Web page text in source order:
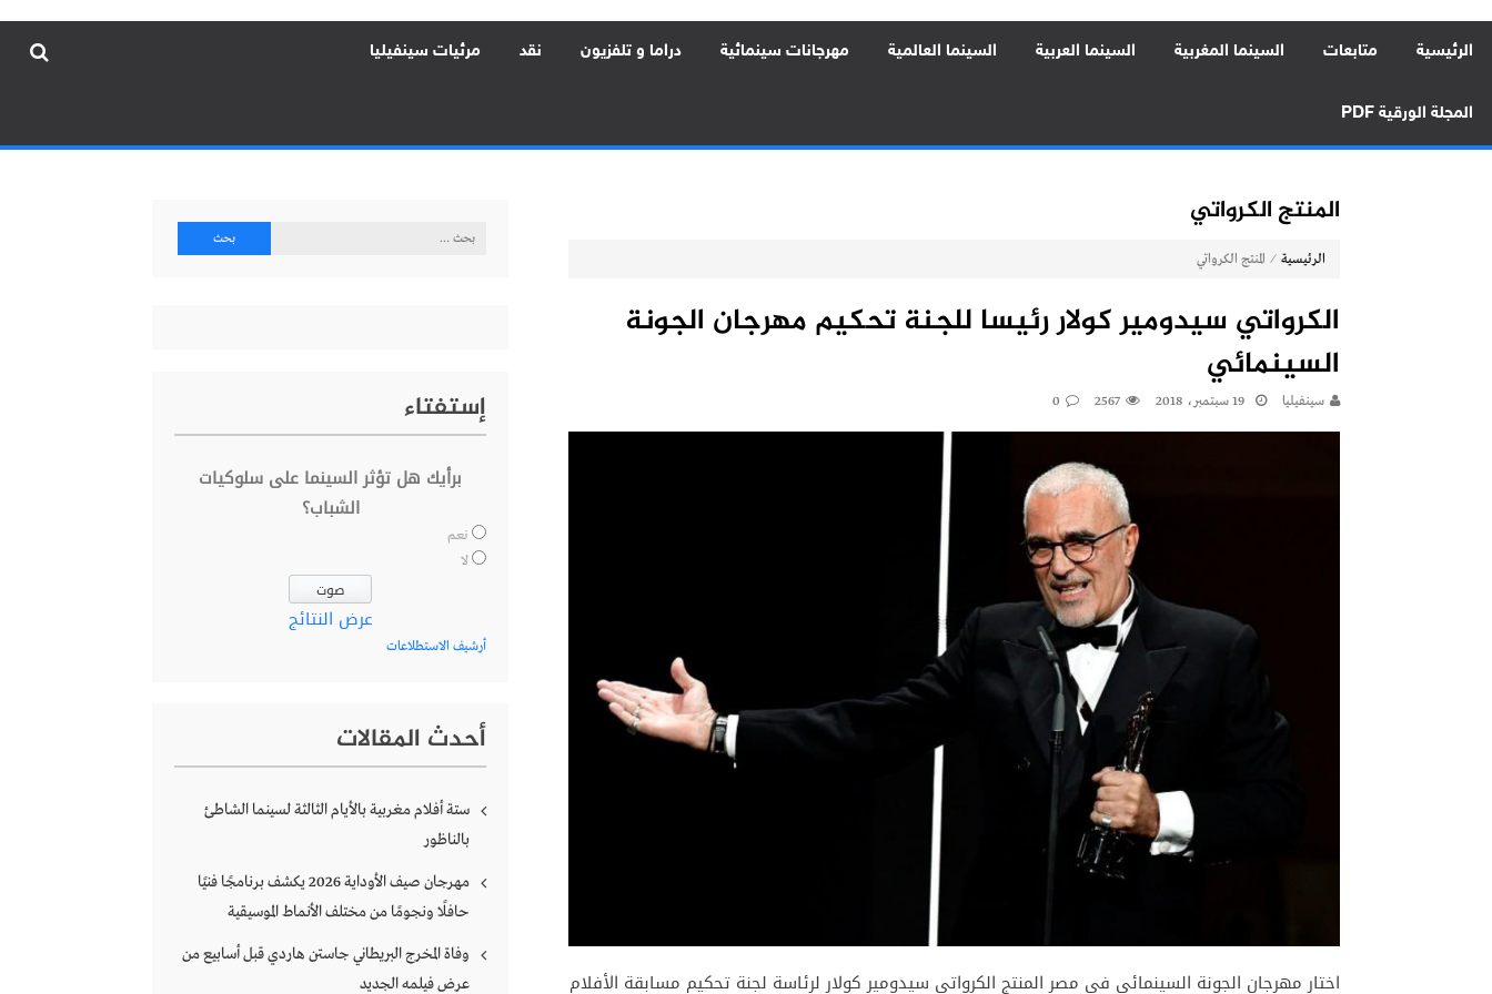
الرئيسية متابعات السينما المغربية السينما العربية السينما العالمية مهرجانات سينمائية دراما و تلفزيون نقد مرئيات سينفيليا
المجلة الورقية PDF
المنتج الكرواتي
الرئيسية ⁄ المنتج الكرواتي
الكرواتي سيدومير كولار رئيسا للجنة تحكيم مهرجان الجونة
السينمائي
سينفيليا 19 سبتمبر، 2018 2567
0
اختار مهرجان الجونة السينمائي في مصر المنتج الكرواتي سيدومير كولار لرئاسة لجنة تحكيم مسابقة الأفلام
البحث
إستفتاء
برأيك هل تؤثر السينما على سلوكيات
الشباب؟
نعم
لا
عرض النتائج
أرشيف الاستطلاعات
أحدث المقالات
ستة أفلام مغربية بالأيام الثالثة لسينما الشاطئ
بالناظور
مهرجان صيف الأوداية 2026 يكشف برنامجًا فنيًا
حافلًا ونجومًا من مختلف الأنماط الموسيقية
وفاة المخرج البريطاني جاستن هاردي قبل أسابيع من
عرض فيلمه الجديد